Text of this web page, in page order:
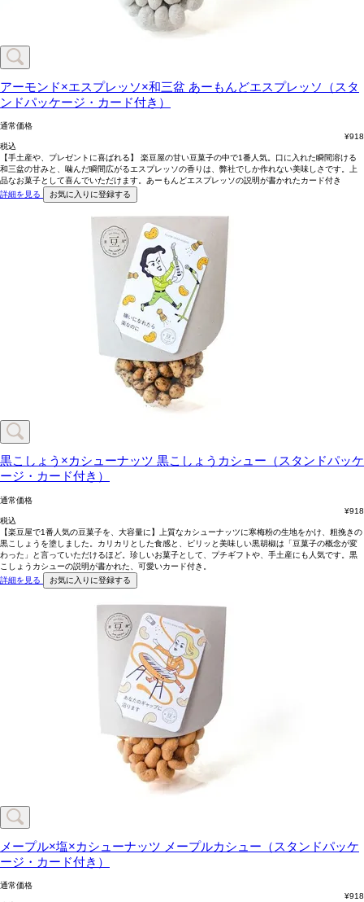
アーモンド×エスプレッソ×和三盆 あーもんどエスプレッソ（スタ
ンドパッケージ・カード付き）
通常価格
¥918
税込
【手土産や、プレゼントに喜ばれる】 楽豆屋の甘い豆菓子の中で1番人気。口に入れた瞬間溶ける
和三盆の甘みと、噛んだ瞬間広がるエスプレッソの香りは、弊社でしか作れない美味しさです。上
品なお菓子として喜んでいただけます。あーもんどエスプレッソの説明が書かれたカード付き
詳細を見る
お気に入りに登録する
黒こしょう×カシューナッツ 黒こしょうカシュー（スタンドパッケ
ージ・カード付き）
通常価格
¥918
税込
【楽豆屋で1番人気の豆菓子を、大容量に】上質なカシューナッツに寒梅粉の生地をかけ、粗挽きの
黒こしょうを塗しました。カリカリとした食感と、ピリッと美味しい黒胡椒は「豆菓子の概念が変
わった」と言っていただけるほど。珍しいお菓子として、プチギフトや、手土産にも人気です。黒
こしょうカシューの説明が書かれた、可愛いカード付き。
詳細を見る
お気に入りに登録する
メープル×塩×カシューナッツ メープルカシュー（スタンドパッケ
ージ・カード付き）
通常価格
¥918